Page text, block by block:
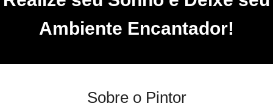
Ambiente Encantador!
Sobre o Pintor